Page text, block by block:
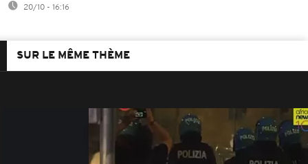
20/10 - 16:16
SUR LE MÊME THÈME